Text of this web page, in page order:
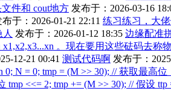
件和 cout地方 发布于：2026-03-16
布于：2026-01-21 22:11 练习练习，大佬
发布于：2026-01-12 18:35 边缘配准
。现在要用这些砝码去
12-21 00:41 测试代码啊 发布于：
N = 0; tmp = (M >> 30); // 获取最高
<<= 2; tmp += (M >> 30); // 假设